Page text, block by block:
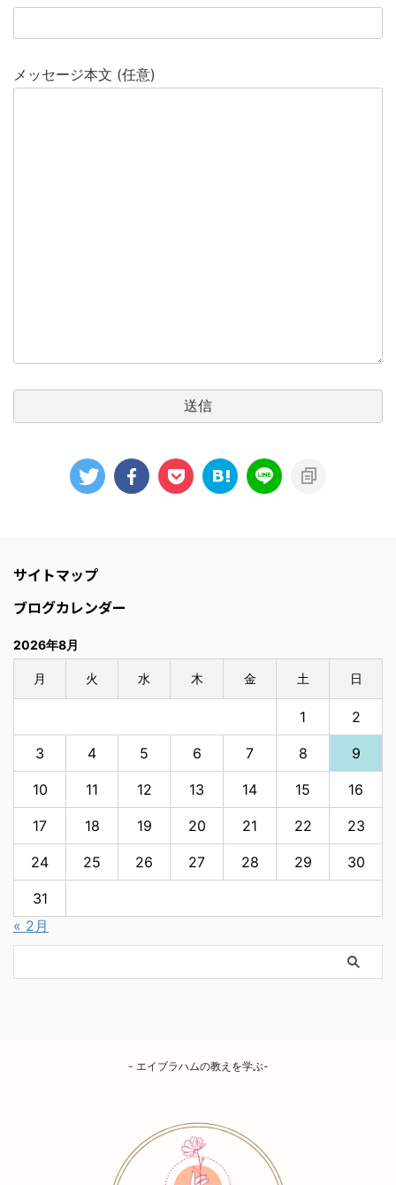
メッセージ本文 (任意)
サイトマップ
ブログカレンダー
2026年8月
月 火 水 木 金 土 日
1 2
3 4 5 6 7 8 9
10 11 12 13 14 15 16
17 18 19 20 21 22 23
24 25 26 27 28 29 30
31
« 2月
- エイブラハムの教えを学ぶ-